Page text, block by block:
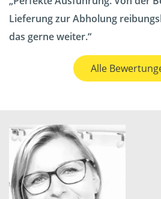
Lieferung zur Abholung
das gerne weiter.
Alle